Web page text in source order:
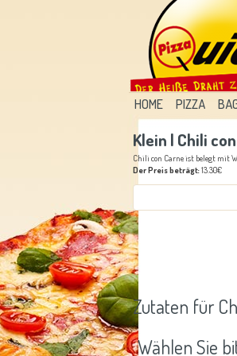
HOME PIZZA
Klein | Chili
Chili con Carne ist belegt mit
Der Preis beträgt:13.30€
Zutaten für
Wählen Sie